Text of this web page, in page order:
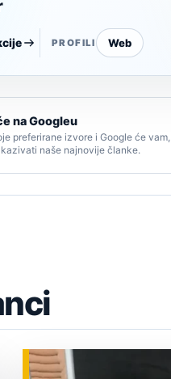
PROFILI Web
na Googleu
preferirane izvore i Google će vam,
naše najnovije članke.